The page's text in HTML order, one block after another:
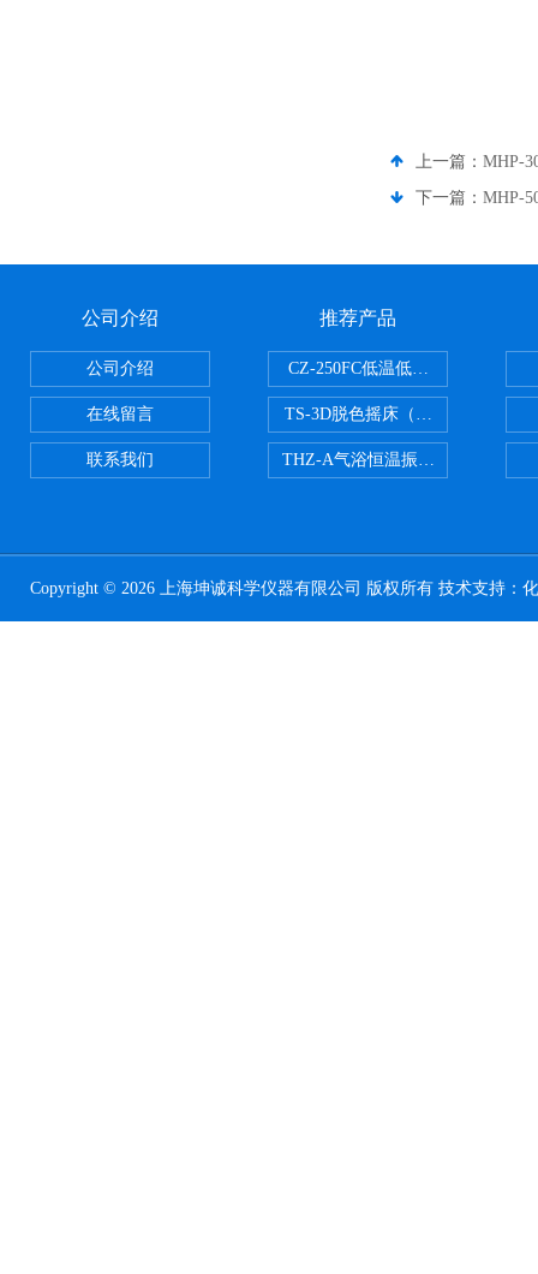
上一篇： MHP-
下一篇： MHP-
公司介绍
公司介绍
在线留言
联系我们
推荐产品
CZ-250FC低温低湿种子储藏柜
TS-3D脱色摇床（三维运动）
THZ-A气浴恒温振荡器
Copyright © 2026 上海坤诚科学仪器有限公司 版权所有 技术支持：